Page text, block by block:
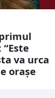
va urca
orașe